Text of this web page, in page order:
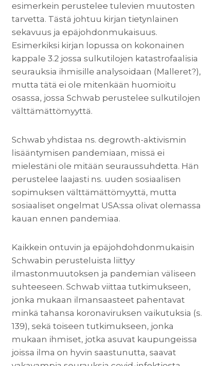
esimerkein perustelee tulevien muutosten
tarvetta. Tästä johtuu kirjan tietynlainen
sekavuus ja epäjohdonmukaisuus.
Esimerkiksi kirjan lopussa on kokonainen
kappale 3.2 jossa sulkutilojen katastrofaalisia
seurauksia ihmisille analysoidaan (Malleret?),
mutta tätä ei ole mitenkään huomioitu
osassa, jossa Schwab perustelee sulkutilojen
välttämättömyyttä.
Schwab yhdistaa ns. degrowth-aktivismin
lisääntymisen pandemiaan, missä ei
mielestäni ole mitään seuraussuhdetta. Hän
perustelee laajasti ns. uuden sosiaalisen
sopimuksen välttämättömyyttä, mutta
sosiaaliset ongelmat USA:ssa olivat olemassa
kauan ennen pandemiaa.
Kaikkein ontuvin ja epäjohdohdonmukaisin
Schwabin perusteluista liittyy
ilmastonmuutoksen ja pandemian väliseen
suhteeseen. Schwab viittaa tutkimukseen,
jonka mukaan ilmansaasteet pahentavat
minkä tahansa koronaviruksen vaikutuksia (s.
139), sekä toiseen tutkimukseen, jonka
mukaan ihmiset, jotka asuvat kaupungeissa
joissa ilma on hyvin saastunutta, saavat